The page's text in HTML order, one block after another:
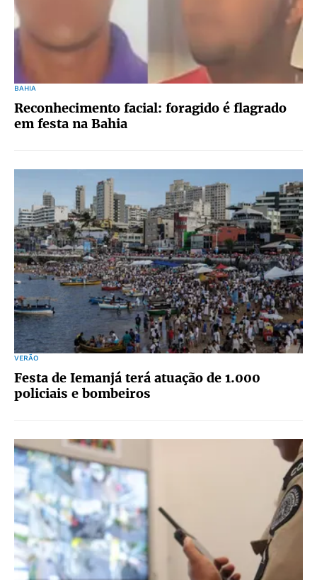
BAHIA
Reconhecimento facial: foragido é flagrado
em festa na Bahia
VERÃO
Festa de Iemanjá terá atuação de 1.000
policiais e bombeiros